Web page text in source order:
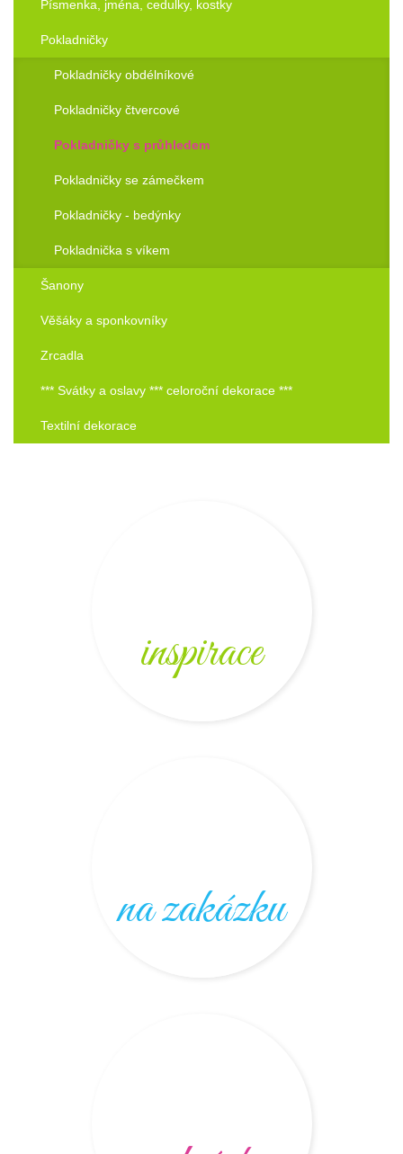
Písmenka, jména, cedulky, kostky
Pokladničky
Pokladničky obdélníkové
Pokladničky čtvercové
Pokladničky s průhledem
Pokladničky se zámečkem
Pokladničky - bedýnky
Pokladnička s víkem
Šanony
Věšáky a sponkovníky
Zrcadla
*** Svátky a oslavy *** celoroční dekorace ***
Textilní dekorace
inspirace
na zakázku